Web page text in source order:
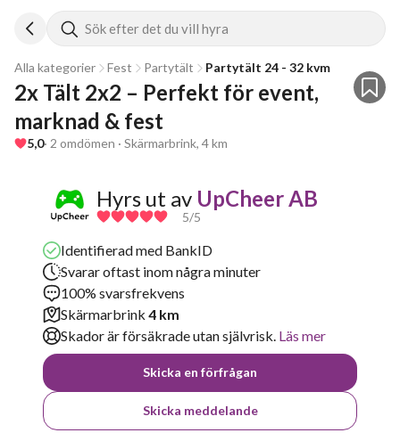
Sök efter det du vill hyra
Alla kategorier Fest Partytält Partytält 24 - 32 kvm
2x Tält 2x2 – Perfekt för event,
marknad & fest
5,0· 2 omdömen · Skärmarbrink, 4 km
Hyrs ut av UpCheer AB
5/5
Identifierad med BankID
Svarar oftast inom några minuter
100% svarsfrekvens
Skärmarbrink 4 km
Skador är försäkrade utan självrisk. Läs mer
Skicka en förfrågan
Skicka meddelande